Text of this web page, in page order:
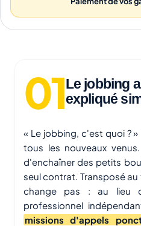
Le jobbing
expliqué
« Le jobbing, c'est quoi ?
tous les nouveaux
d'enchaîner des petits
seul contrat. Transposé
change pas : au lieu
professionnel
missions d'appels